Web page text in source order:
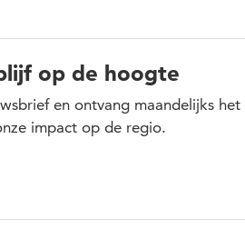
op de hoogte
en ontvang maandelijks
impact op de regio.